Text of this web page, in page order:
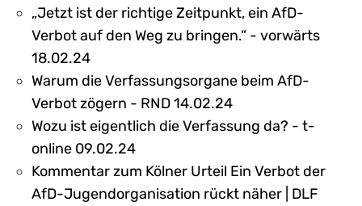
„Jetzt ist der richtige Zeitpunkt, ein AfD-
Verbot auf den Weg zu bringen.“ - vorwärts
18.02.24
Warum die Verfassungsorgane beim AfD-
Verbot zögern - RND 14.02.24
Wozu ist eigentlich die Verfassung da? - t-
online 09.02.24
Kommentar zum Kölner Urteil Ein Verbot der
AfD-Jugendorganisation rückt näher | DLF